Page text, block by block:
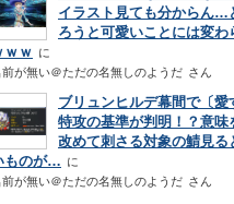
イラスト見ても分からん…
ろうと可愛いことには変わ
ｗｗ
前が無い＠ただの名無しのようだ さん
ブリュンヒルデ幕間で〔愛
特攻の基準が判明！？意味
改めて刺さる対象の鯖見る
ものが…
前が無い＠ただの名無しのようだ さん